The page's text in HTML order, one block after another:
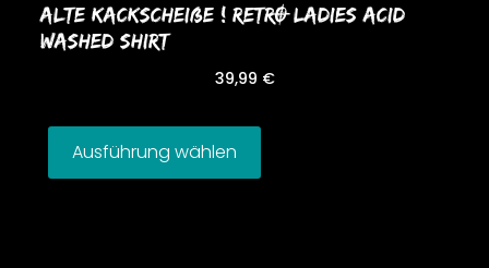
ALTE KACKSCHEIßE ! RETRO LADIES ACID
WASHED SHIRT
39,99 €
Ausführung wählen